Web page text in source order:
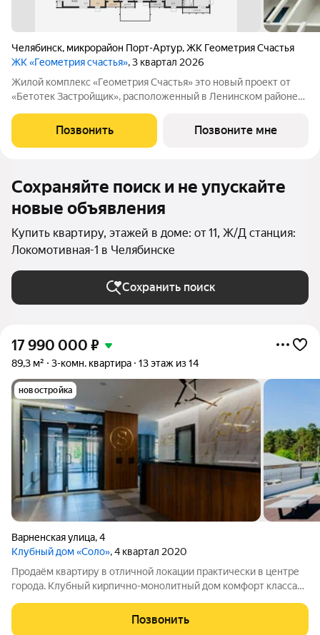
Челябинск, микрорайон Порт-Артур,ЖК Геометрия Счастья
ЖК «Геометрия счастья», 3 квартал 2026
Жилой комплекс «Геометрия Счастья» это новый проект от
«Бетотек Застройщик», расположенный в Ленинском районе
этажный дом комфорт-класса из трехслойных панелей завода
«Бетотек». В доме
Позвонить Позвоните мне
Сохраняйте поиск и не упускайте
новые объявления
Купить квартиру, этажей в доме: от 11, Ж/Д станция:
Локомотивная-1 в Челябинске
Сохранить поиск
17 990 000 ₽
89,3 м² 3-комн. квартира 13 этаж из 14
новостройка
Варненская улица,4
Клубный дом «Соло», 4 квартал 2020
Продаём квартиру в отличной локации практически в центре
города. Клубный кирпично-монолитный дом комфорт класса
исторического и студенческого кластера города, наполнен
комфортом дышащим лесом
Позвонить